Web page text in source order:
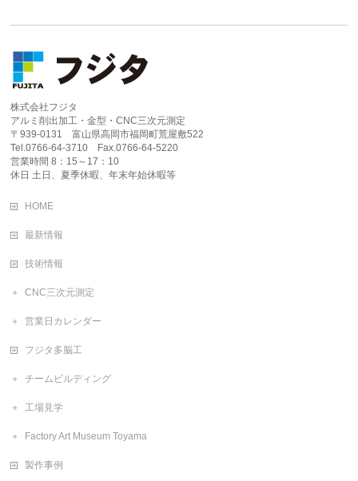
株式会社フジタ
アルミ削出加工・金型・CNC三次元測定
〒939-0131 富山県高岡市福岡町荒屋敷522
Tel.0766-64-3710 Fax.0766-64-5220
営業時間 8：15～17：10
休日 土日、夏季休暇、年末年始休暇等
HOME
最新情報
技術情報
CNC三次元測定
営業日カレンダー
フジタ多脳工
チームビルディング
工場見学
Factory Art Museum Toyama
製作事例